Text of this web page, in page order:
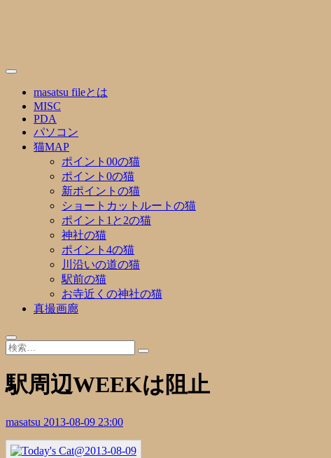
masatsu fileとは
MISC
PDA
パソコン
猫MAP
ポイント00の猫
ポイント0の猫
新ポイントの猫
ショートカットルートの猫
ポイント1と2の猫
神社の猫
ポイント4の猫
川沿いの道の猫
駅前の猫
お寺近くの神社の猫
真撮画廊
駅周辺WEEKは阻止
masatsu 2013-08-09 23:00